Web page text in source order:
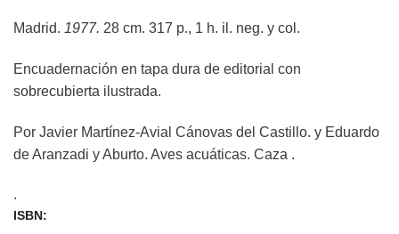
Madrid. 1977. 28 cm. 317 p., 1 h. il. neg. y col.
Encuadernación en tapa dura de editorial con
sobrecubierta ilustrada.
Por Javier Martínez-Avial Cánovas del Castillo. y Eduardo
de Aranzadi y Aburto. Aves acuáticas. Caza .
.
ISBN: